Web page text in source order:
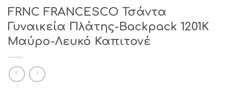
FRNC FRANCESCO Τσάντα
Γυναικεία Πλάτης-Backpack 1201Κ
Μαύρο-Λευκό Καπιτονέ